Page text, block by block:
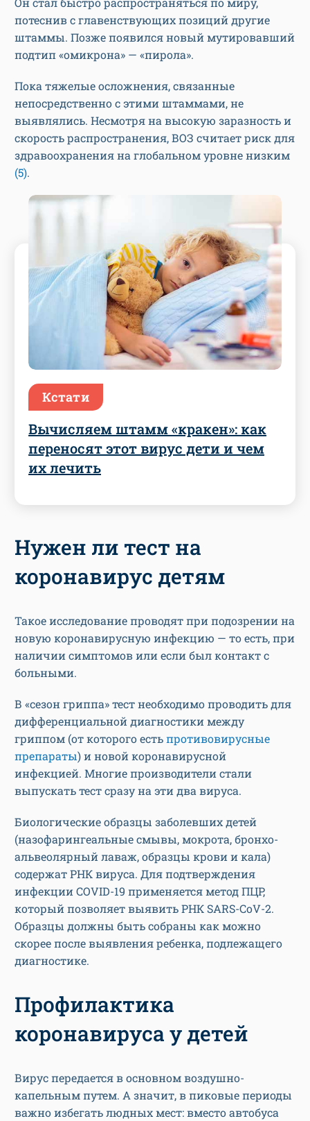
потеснив с главенствующих позиций другие
штаммы. Позже появился новый мутировавший
подтип «омикрона» — «пирола».
Пока тяжелые осложнения, связанные
непосредственно с этими штаммами, не
выявлялись. Несмотря на высокую заразность и
скорость распространения, ВОЗ считает риск для
здравоохранения на глобальном уровне низким
(5).
Кстати
Вычисляем штамм «кракен»: как
переносят этот вирус дети и чем
их лечить
Нужен ли тест на
коронавирус детям
Такое исследование проводят при подозрении на
новую коронавирусную инфекцию — то есть, при
наличии симптомов или если был контакт с
больными.
В «сезон гриппа» тест необходимо проводить для
дифференциальной диагностики между
гриппом (от которого естьпротивовирусные
препараты) и новой коронавирусной
инфекцией. Многие производители стали
выпускать тест сразу на эти два вируса.
Биологические образцы заболевших детей
(назофарингеальные смывы, мокрота, бронхо-
альвеолярный лаваж, образцы крови и кала)
содержат РНК вируса. Для подтверждения
инфекции COVID-19 применяется метод ПЦР,
который позволяет выявить РНК SARS-CoV-2.
Образцы должны быть собраны как можно
скорее после выявления ребенка, подлежащего
диагностике.
Профилактика
коронавируса у детей
Вирус передается в основном воздушно-
капельным путем. А значит, в пиковые периоды
важно избегать людных мест: вместо автобуса